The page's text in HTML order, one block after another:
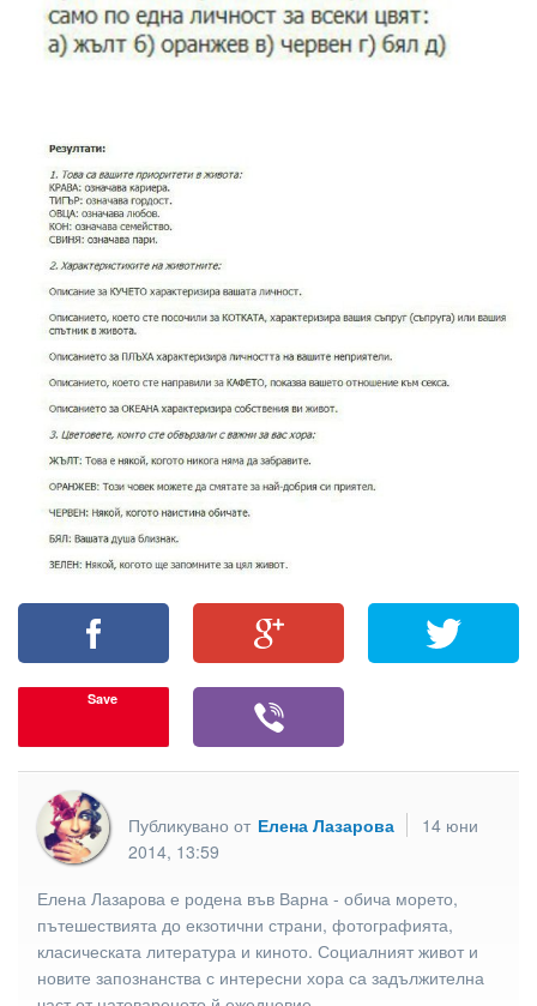
Save
Публикувано от Елена Лазарова
14 юни
2014, 13:59
Елена Лазарова е родена във Варна - обича морето,
пътешествията до екзотични страни, фотографията,
класическата литература и киното. Социалният живот и
новите запознанства с интересни хора са задължителна